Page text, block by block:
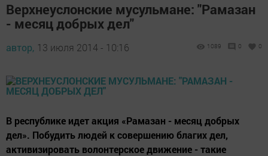
Верхнеуслонские мусульмане: "Рамазан
- месяц добрых дел"
автор, 13 июля 2014 - 10:16 1089 0 0
В республике идет акция «Рамазан - месяц добрых
дел». Побудить людей к совершению благих дел,
активизировать волонтерское движение - такие